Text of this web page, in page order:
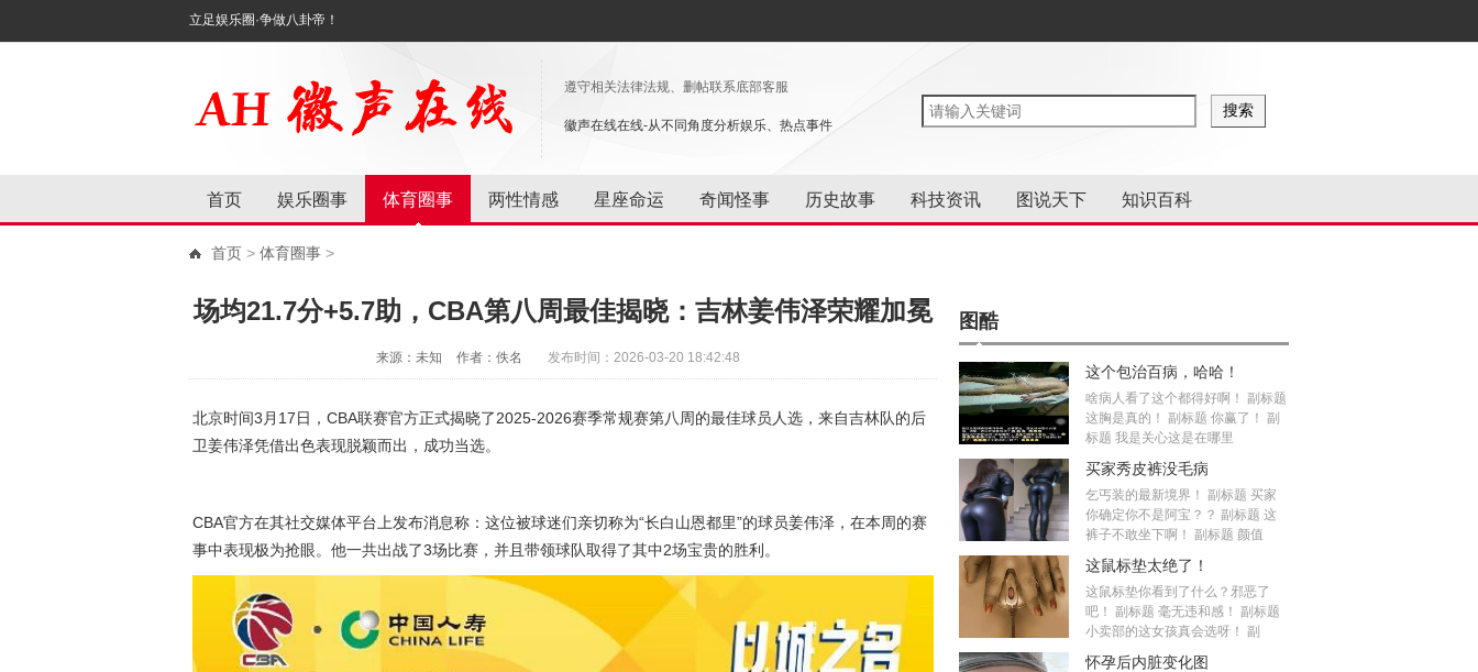
立足娱乐圈·争做八卦帝！
遵守相关法律法规、删帖联系底部客服
徽声在线在线-从不同角度分析娱乐、热点事件
首页 娱乐圈事 体育圈事 两性情感 星座命运 奇闻怪事 历史故事 科技资讯 图说天下 知识百科
首页 > 体育圈事 >
场均21.7分+5.7助，CBA第八周最佳揭晓：吉林姜伟泽荣耀加冕
来源：未知 作者：佚名 发布时间：2026-03-20 18:42:48
北京时间3月17日，CBA联赛官方正式揭晓了2025-2026赛季常规赛第八周的最佳球员人选，来自吉林队的后
卫姜伟泽凭借出色表现脱颖而出，成功当选。
CBA官方在其社交媒体平台上发布消息称：这位被球迷们亲切称为“长白山恩都里”的球员姜伟泽，在本周的赛
事中表现极为抢眼。他一共出战了3场比赛，并且带领球队取得了其中2场宝贵的胜利。
图酷
这个包治百病，哈哈！
啥病人看了这个都得好啊！ 副标题
这胸是真的！ 副标题 你赢了！ 副
标题 我是关心这是在哪里
买家秀皮裤没毛病
乞丐装的最新境界！ 副标题 买家
你确定你不是阿宝？？ 副标题 这
裤子不敢坐下啊！ 副标题 颜值
这鼠标垫太绝了！
这鼠标垫你看到了什么？邪恶了
吧！ 副标题 毫无违和感！ 副标题
小卖部的这女孩真会选呀！ 副
怀孕后内脏变化图